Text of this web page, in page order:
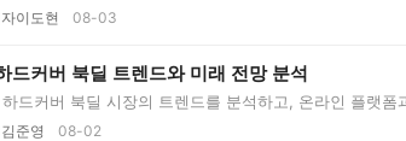
이도현 08-03
드커버 북딜 트렌드와 미래 전망 분석
드커버 북딜 시장의 트렌드를 분석하고, 온라인 플랫폼
준영 08-02